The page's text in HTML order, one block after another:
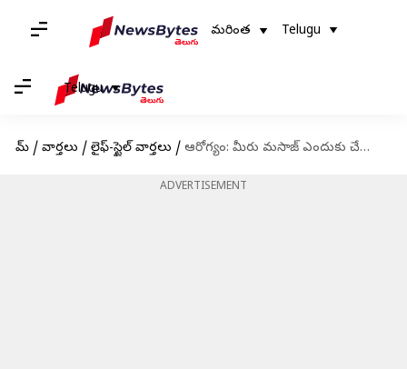
మరింత Telugu
Telugu
హోమ్ / వార్తలు / లైఫ్-స్టైల్ వార్తలు / ఆరోగ్యం: మీరు మసాజ్ ఎందుకు చేయించుకోవాలో తెలుసుకోండి
ADVERTISEMENT